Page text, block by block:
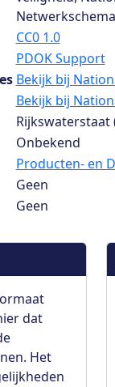
CC0 1.0
PDOK Support
Bekijk bij
Bekijk bij
Rijkswaterstaat
Onbekend
Producten- en
Geen
Geen
dat
Het